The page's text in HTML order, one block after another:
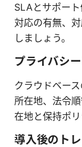
SLAとサポー
対応の有無、
しましょう。
プライバシ
クラウドベー
所在地、法令
在地と保持ポ
導入後のト